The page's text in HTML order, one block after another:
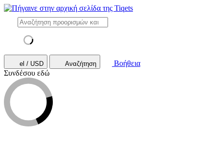
el / USD Αναζήτηση
Βοήθεια
Συνδέσου εδώ